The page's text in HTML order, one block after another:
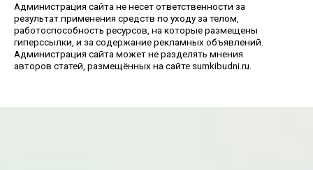
Администрация сайта не несет ответственности за
результат применения средств по уходу за телом,
работоспособность ресурсов, на которые размещены
гиперссылки, и за содержание рекламных объявлений.
Администрация сайта может не разделять мнения
авторов статей, размещённых на сайте sumkibudni.ru.